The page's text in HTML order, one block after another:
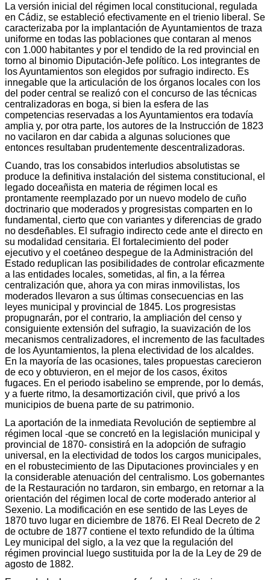
La versión inicial del régimen local constitucional, regulada
en Cádiz, se estableció efectivamente en el trienio liberal. Se
caracterizaba por la implantación de Ayuntamientos de traza
uniforme en todas las poblaciones que contaran al menos
con 1.000 habitantes y por el tendido de la red provincial en
torno al binomio Diputación-Jefe político. Los integrantes de
los Ayuntamientos son elegidos por sufragio indirecto. Es
innegable que la articulación de los órganos locales con los
del poder central se realizó con el concurso de las técnicas
centralizadoras en boga, si bien la esfera de las
competencias reservadas a los Ayuntamientos era todavía
amplia y, por otra parte, los autores de la Instrucción de 1823
no vacilaron en dar cabida a algunas soluciones que
entonces resultaban prudentemente descentralizadoras.
Cuando, tras los consabidos interludios absolutistas se
produce la definitiva instalación del sistema constitucional, el
legado doceañista en materia de régimen local es
prontamente reemplazado por un nuevo modelo de cuño
doctrinario que moderados y progresistas comparten en lo
fundamental, cierto que con variantes y diferencias de grado
no desdeñables. El sufragio indirecto cede ante el directo en
su modalidad censitaria. El fortalecimiento del poder
ejecutivo y el coetáneo despegue de la Administración del
Estado reduplican las posibilidades de controlar eficazmente
a las entidades locales, sometidas, al fin, a la férrea
centralización que, ahora ya con miras inmovilistas, los
moderados llevaron a sus últimas consecuencias en las
leyes municipal y provincial de 1845. Los progresistas
propugnarán, por el contrario, la ampliación del censo y
consiguiente extensión del sufragio, la suavización de los
mecanismos centralizadores, el incremento de las facultades
de los Ayuntamientos, la plena electividad de los alcaldes.
En la mayoría de las ocasiones, tales propuestas carecieron
de eco y obtuvieron, en el mejor de los casos, éxitos
fugaces. En el periodo isabelino se emprende, por lo demás,
y a fuerte ritmo, la desamortización civil, que privó a los
municipios de buena parte de su patrimonio.
La aportación de la inmediata Revolución de septiembre al
régimen local -que se concretó en la legislación municipal y
provincial de 1870- consistirá en la adopción de sufragio
universal, en la electividad de todos los cargos municipales,
en el robustecimiento de las Diputaciones provinciales y en
la considerable atenuación del centralismo. Los gobernantes
de la Restauración no tardaron, sin embargo, en retornar a la
orientación del régimen local de corte moderado anterior al
Sexenio. La modificación en ese sentido de las Leyes de
1870 tuvo lugar en diciembre de 1876. El Real Decreto de 2
de octubre de 1877 contiene el texto refundido de la última
Ley municipal del siglo, a la vez que la regulación del
régimen provincial luego sustituida por la de la Ley de 29 de
agosto de 1882.